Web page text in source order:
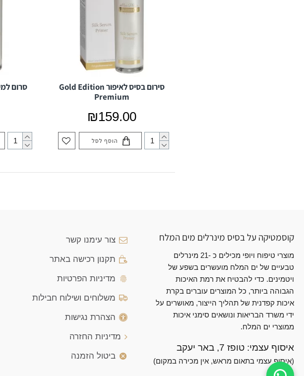
סירום בסיס לאיפור Gold Edition
Premium
₪159.00
הוסף לסל
קוסמטיקה על בסיס מינרלים מים המלח
מוצרי טיפוח ויופי מכילים כ -21 מינרלים
טבעיים של ים המלח מועשרים בשפע של
ויטמינים. כדי להבטיח את רמת האיכות
הגבוהה ביותר, כל המוצרים עוברים בקרת
איכות קפדנית של תהליך הייצור, מאושרים על
ידי משרד הבריאות ונושאים סימני איכות
ממוצרי ים המלח.
איסוף עצמי: טופז 7, באר יעקב
(איסוף עצמי בתאום מראש, אין מכירה במקום)
צור עימנו קשר
תקנון רכישה באתר
מדיניות הפרטיות
משלוחים ושילוח חבילות
הצהרת נגישות
מדיניות החזרה
ביטול הזמנה